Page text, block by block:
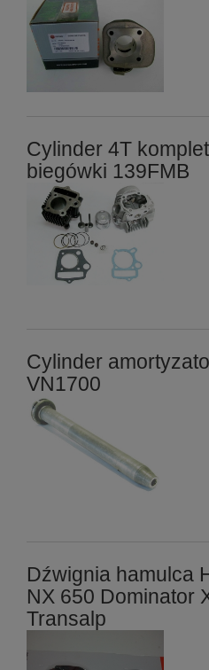
Cylinder 4T
biegówki 139FMB
Cylinder
VN1700
Dźwignia hamulca
NX 650 Dominator
Transalp